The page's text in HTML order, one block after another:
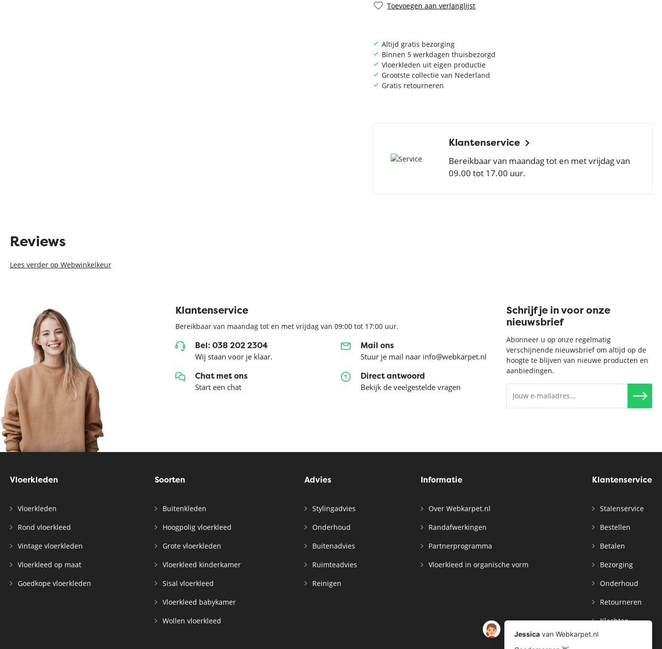
Toevoegen aan verlanglijst
Altijd gratis bezorging
Binnen 5 werkdagen thuisbezorgd
Vloerkleden uit eigen productie
Grootste collectie van Nederland
Gratis retourneren
Klantenservice
Bereikbaar van maandag tot en met vrijdag van
09.00 tot 17.00 uur.
Reviews
Lees verder op Webwinkelkeur
Klantenservice
Bereikbaar van maandag tot en met vrijdag van 09:00 tot 17:00 uur.
Bel: 038 202 2304
Wij staan voor je klaar.
Mail ons
Stuur je mail naar info@webkarpet.nl
Chat met ons
Start een chat
Direct antwoord
Bekijk de veelgestelde vragen
Schrijf je in voor onze
nieuwsbrief
Abonneer u op onze regelmatig
verschijnende nieuwsbrief om altijd op de
hoogte te blijven van nieuwe producten en
aanbiedingen.
Vloerkleden
Vloerkleden
Rond vloerkleed
Vintage vloerkleden
Vloerkleed op maat
Goedkope vloerkleden
Soorten
Buitenkleden
Hoogpolig vloerkleed
Grote vloerkleden
Vloerkleed kinderkamer
Sisal vloerkleed
Vloerkleed babykamer
Wollen vloerkleed
Advies
Stylingadvies
Onderhoud
Buitenadvies
Ruimteadvies
Reinigen
Informatie
Over Webkarpet.nl
Randafwerkingen
Partnerprogramma
Vloerkleed in organische vorm
Klantenservice
Stalenservice
Bestellen
Betalen
Bezorging
Onderhoud
Retourneren
Klachten
Contact